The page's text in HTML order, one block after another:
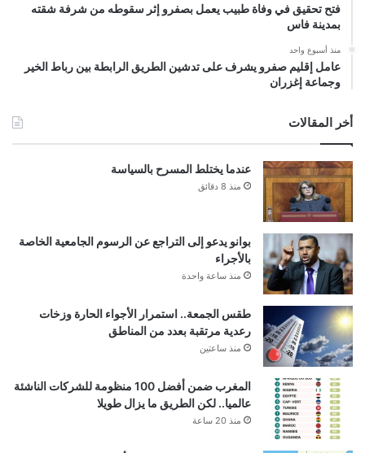
فتح تحقيق في وفاة طبيب يعمل بصفرو إثر سقوطه من شرفة شقته
بمدينة فاس
منذ أسبوع واحد
عامل إقليم صفرو يشرف على تدشين الطريق الرابطة بين رباط الخير
وجماعة إغزران
أخر المقالات
عندما يختلط المسرح بالسياسة
منذ 8 دقائق
بوانو يدعو إلى التراجع عن الرسوم الجامعية الخاصة
بالأجراء
منذ ساعة واحدة
طقس الجمعة.. استمرار الأجواء الحارة وزخات
رعدية مرتقبة بعدد من المناطق
منذ ساعتين
المغرب ضمن أفضل 100 منظومة للشركات الناشئة
عالميا.. لكن الطريق ما يزال طويلا
منذ 20 ساعة